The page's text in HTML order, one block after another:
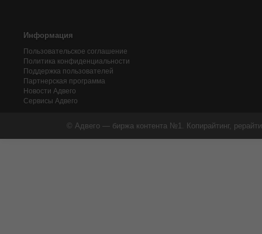
Информация
Пользовательское соглашение
Политика конфиденциальности
Поддержка пользователей
Партнерская программа
Новости Адвего
Сервисы Адвего
© Адвего — биржа контента №1. Копирайтинг,